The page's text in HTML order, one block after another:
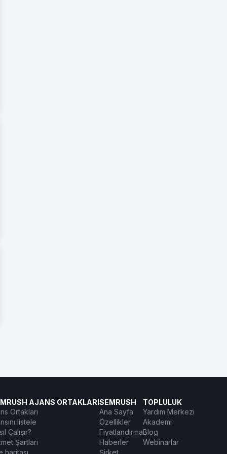
AJANS ORTAKLARI
Ortakları
listele
Çalışır?
Şartları
haritası
SEMRUSH
Ana Sayfa
Özellikler
Fiyatlandırma
Haberler
Şirket
TOPLULUK
Yardım Merkezi
Akademi
Blog
Webinarlar